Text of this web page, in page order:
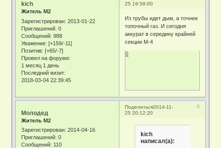
25 19:58:00
kich
Житель М2
Зарегистрирован: 2013-01-22
Приглашений: 0
Сообщений: 988
Уважение: [+159/-11]
Позитив: [+65/-7]
Провел на форуме:
1 месяц 1 день
Последний визит:
2018-03-04 22:39:45
Из трубы идет дым, а точнее
топочный газ. И сегодня
аккурат в середину крайней
секции М-4
0
Поделиться 8
2014-11-
25 20:12:20
Молодед
Житель М2
Зарегистрирован: 2014-04-16
Приглашений: 0
Сообщений: 110
kich
написал(а):